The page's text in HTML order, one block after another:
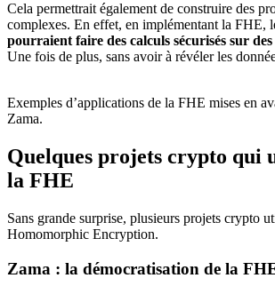
Cela permettrait également de construire des
complexes. En effet, en implémentant la FHE,
pourraient faire des calculs sécurisés sur des
Une fois de plus, sans avoir à révéler les
Exemples d’applications de la FHE mises en
Zama.
Quelques projets crypto qui
la FHE
Sans grande surprise, plusieurs projets crypto
Homomorphic Encryption.
Zama : la démocratisation de la